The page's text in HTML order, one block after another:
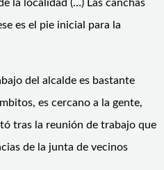
la localidad (…) Las canchas
es el pie inicial para la
del alcalde es bastante
es cercano a la gente,
tras la reunión de trabajo que
de la junta de vecinos